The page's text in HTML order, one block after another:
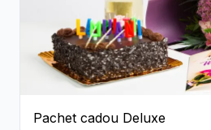
Pachet cadou Deluxe